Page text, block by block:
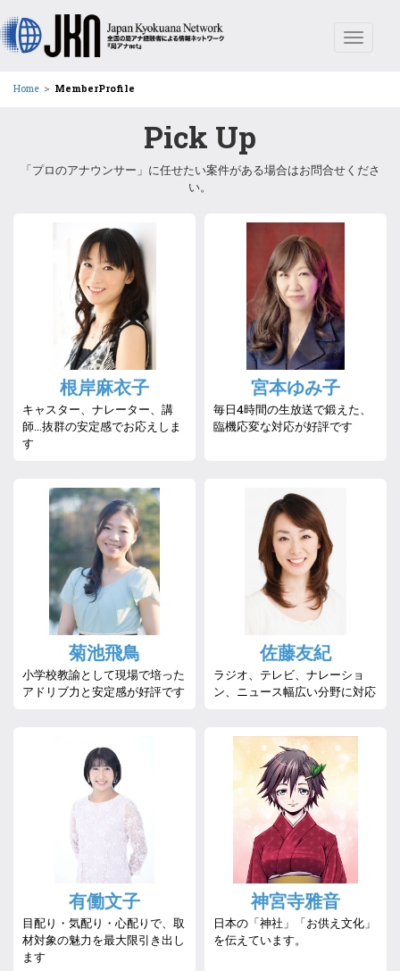
Toggle
Home ＞ MemberProfile
Pick Up
「プロのアナウンサー」に任せたい案件がある場合はお問合せくださ
い。
根岸麻衣子
キャスター、ナレーター、講
師…抜群の安定感でお応えしま
す
宮本ゆみ子
毎日4時間の生放送で鍛えた、
臨機応変な対応が好評です
菊池飛鳥
小学校教諭として現場で培った
アドリブ力と安定感が好評です
佐藤友紀
ラジオ、テレビ、ナレーショ
ン、ニュース幅広い分野に対応
有働文子
目配り・気配り・心配りで、取
材対象の魅力を最大限引き出し
ます
神宮寺雅音
日本の「神社」「お供え文化」
を伝えています。